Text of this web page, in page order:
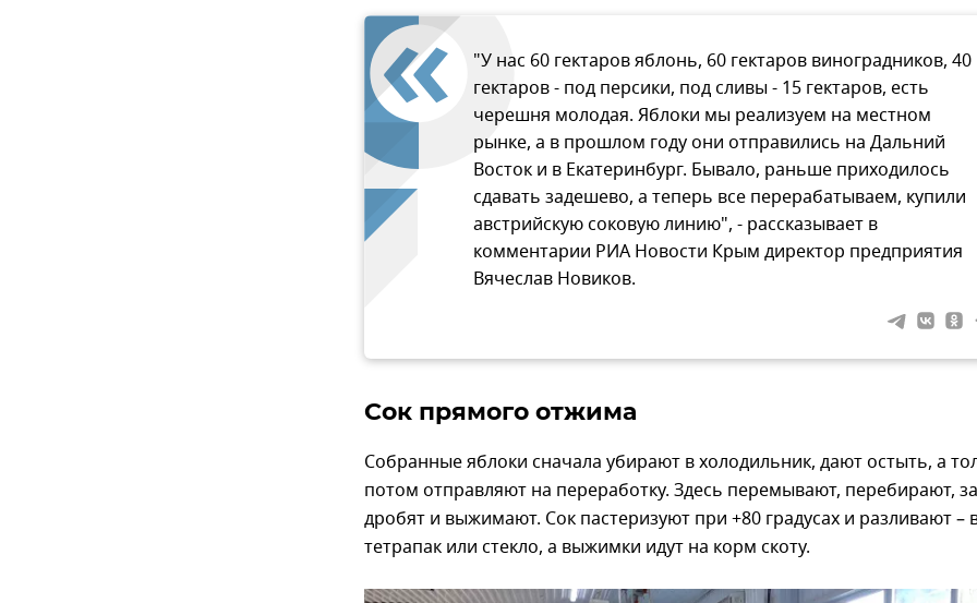
"У нас 60 гектаров яблонь, 60 гектаров виноградников, 40
гектаров - под персики, под сливы - 15 гектаров, есть
черешня молодая. Яблоки мы реализуем на местном
рынке, а в прошлом году они отправились на Дальний
Восток и в Екатеринбург. Бывало, раньше приходилось
сдавать задешево, а теперь все перерабатываем, купили
австрийскую соковую линию", - рассказывает в
комментарии РИА Новости Крым директор предприятия
Вячеслав Новиков.
Сок прямого отжима
Собранные яблоки сначала убирают в холодильник, дают остыть, а
потом отправляют на переработку. Здесь перемывают, перебирают,
дробят и выжимают. Сок пастеризуют при +80 градусах и разливают –
тетрапак или стекло, а выжимки идут на корм скоту.